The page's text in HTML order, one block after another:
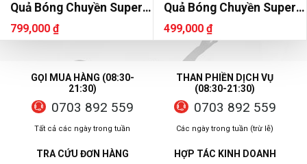
Quả Bóng Chuyền Super
Spike SVB 7400
799,000 ₫
Quả Bóng Chuyền Super
Spike SVB 6800
499,000 ₫
GỌI MUA HÀNG (08:30-
21:30)
0703 892 559
Tất cả các ngày trong tuần
THAN PHIỀN DỊCH VỤ
(08:30-21:30)
0703 892 559
Các ngày trong tuần (trừ lễ)
TRA CỨU ĐƠN HÀNG HỢP TÁC KINH DOANH